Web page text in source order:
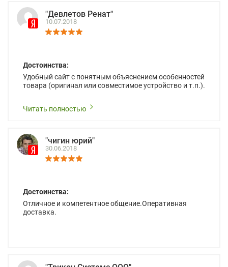
"Девлетов Ренат"
10.07.2018
Достоинства:
Удобный сайт с понятным объяснением особенностей
товара (оригинал или совместимое устройство и т.п.).
Читать полностью
"чигин юрий"
30.06.2018
Достоинства:
Отличное и компетентное общение.Оперативная
доставка.